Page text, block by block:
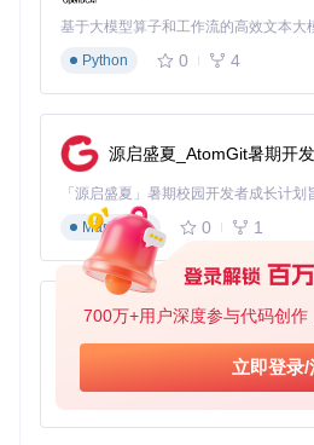
700万+用户深度参与代码创作
立即登录/
初级路径：版本回退策略
克隆仓库：git clone
_Trending/ke/KernelSU
查看标签：
切换版本：git checkout
的版本）
重新编译：
适用场景：快速恢复编译环境，对新
进阶路径：手动恢复非GKI支持
：
查找移除非GKI支持的提交：git
non-GKI support"
基于大模型算子和工作流的高效文本大
Python
0 4
源启盛夏_AtomGit暑期开
Markdown
0 1
py-xiaozhi
Python
0 1